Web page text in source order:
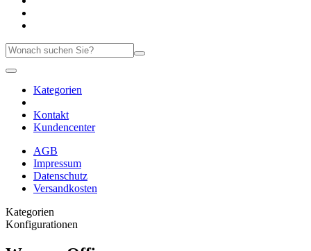
Kategorien
Kontakt
Kundencenter
AGB
Impressum
Datenschutz
Versandkosten
Kategorien
Konfigurationen